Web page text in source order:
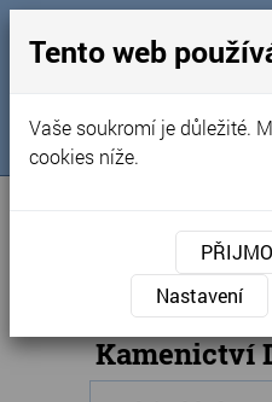
Naše
Kamenictví
Tento web
Vaše soukromí je důležité.
cookies níže.
Nastavení